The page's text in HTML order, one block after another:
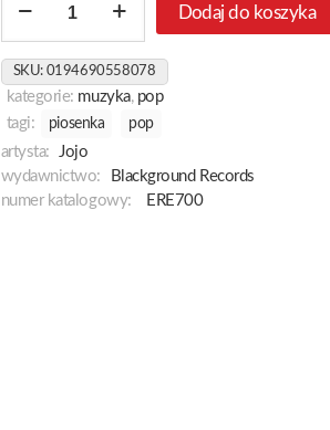
Road
Dodaj do koszyka
SKU: 0194690558078
kategorie: muzyka, pop
tagi:
piosenka pop
artysta:
Jojo
wydawnictwo:
Blackground Records
numer katalogowy:
ERE700